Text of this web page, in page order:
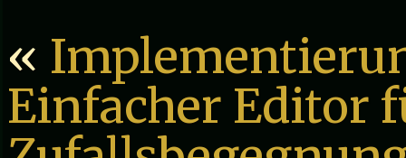
«
Einfacher Editor